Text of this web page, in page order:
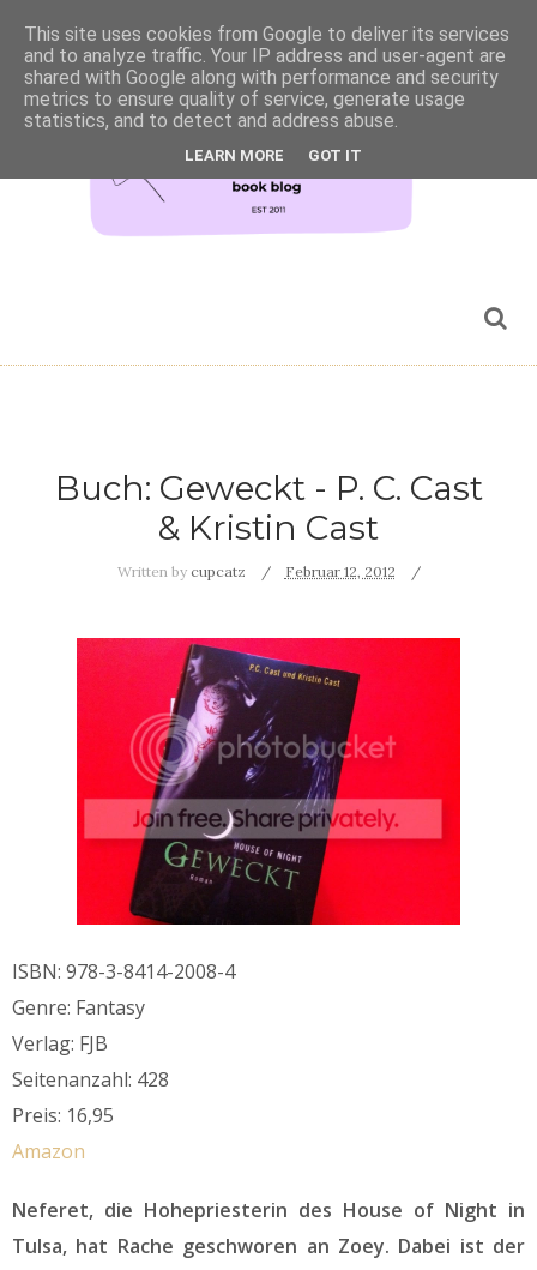
Buch: Geweckt - P. C. Cast
& Kristin Cast
Written by cupcatz Februar 12, 2012
ISBN: 978-3-8414-2008-4
Genre: Fantasy
Verlag: FJB
Seitenanzahl: 428
Preis: 16,95
Amazon
Neferet, die Hohepriesterin des House of Night in
Tulsa, hat Rache geschworen an Zoey. Dabei ist der
This site uses cookies from Google to deliver its services
and to analyze traffic. Your IP address and user-agent are
shared with Google along with performance and security
metrics to ensure quality of service, generate usage
statistics, and to detect and address abuse.
LEARN MORE GOT IT